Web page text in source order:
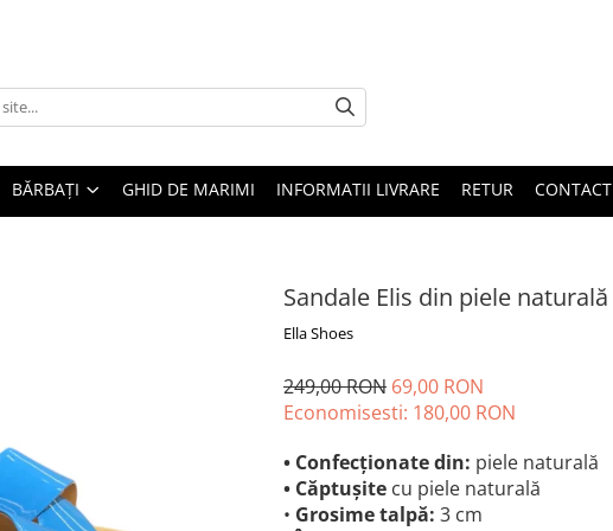
BĂRBAȚI GHID DE MARIMI INFORMATII LIVRARE RETUR CONTACT
Sandale Elis din piele naturală
Ella Shoes
249,00 RON 69,00 RON
Economisesti: 180,00 RON
• Confecționate din: piele naturală
• Căptușite cu piele naturală
• Grosime talpă: 3 cm